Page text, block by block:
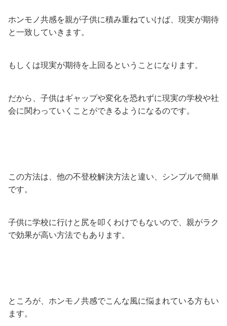
ホンモノ共感を親が子供に積み重ねていけば、現実が期待
と一致していきます。
もしくは現実が期待を上回るということになります。
だから、子供はギャップや変化を恐れずに現実の学校や社
会に関わっていくことができるようになるのです。
この方法は、他の不登校解決方法と違い、シンプルで簡単
です。
子供に学校に行けと尻を叩くわけでもないので、親がラク
で効果が高い方法でもあります。
ところが、ホンモノ共感でこんな風に悩まれている方もい
ます。